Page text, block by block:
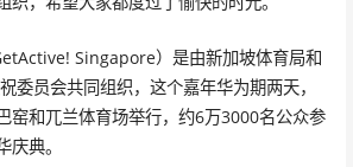
Singapore）是由新加坡体育局和
委员会共同组织，这个嘉年华为期两天，
窑和兀兰体育场举行，约6万3000名公众参
典。